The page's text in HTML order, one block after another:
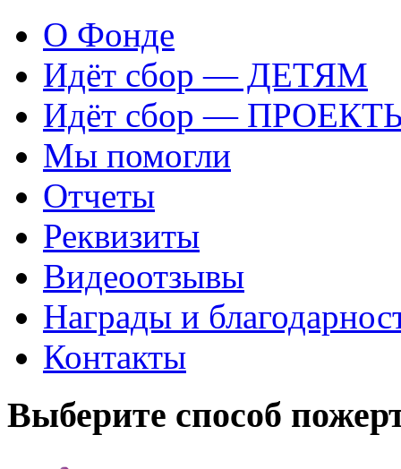
О Фонде
Идёт сбор — ДЕТЯМ
Идёт сбор —
Мы помогли
Отчеты
Реквизиты
Видеоотзывы
Награды и
Контакты
Выберите способ